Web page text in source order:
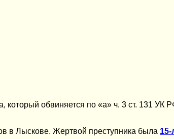
который обвиняется по «а» ч. 3 ст. 131 УК
в Лыскове. Жертвой преступника была